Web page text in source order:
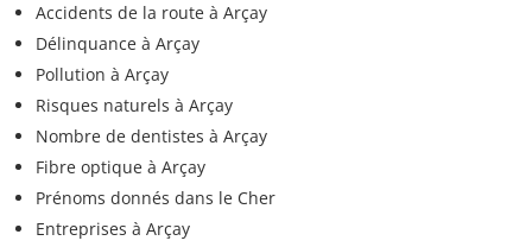
Accidents de la route à Arçay
Délinquance à Arçay
Pollution à Arçay
Risques naturels à Arçay
Nombre de dentistes à Arçay
Fibre optique à Arçay
Prénoms donnés dans le Cher
Entreprises à Arçay